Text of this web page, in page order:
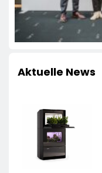
Aktuelle News